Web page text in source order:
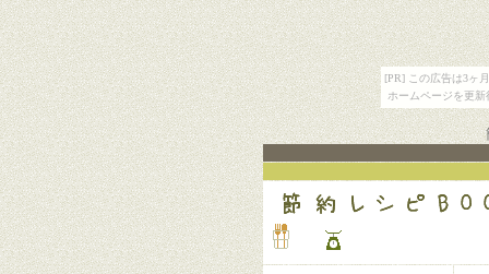
[PR] この広告は3ヶ
ホームページを更